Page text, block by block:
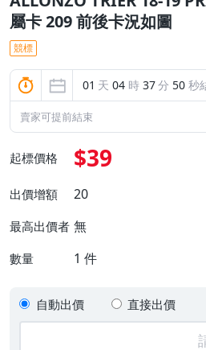
屬卡 209 前後卡況如圖
競標
01 天 04 時 37分 50 秒
賣家可提前結束
起標價格 $39
出價增額 20
最高出價者 無
數量 1 件
自動出價 直接出價